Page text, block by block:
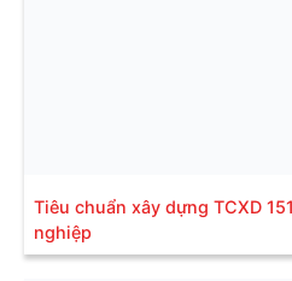
Tiêu chuẩn xây dựng TCXD
nghiệp